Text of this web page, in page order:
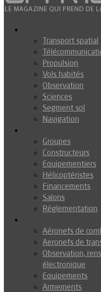
Transport spatial
Propulsion
Vols habités
Observation
Sciences
Segment sol
Navigation
Groupes
Constructeurs
Equipementiers
Hélicoptéristes
Financements
Salons
Réglementation
Aéronefs de
Aeronefs de
Observation,
électronique
Equipements
Armements